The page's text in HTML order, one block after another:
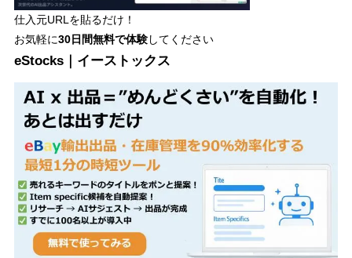
仕入元URLを貼るだけ！
お気軽に30日間無料で体験してください
eStocks｜イーストックス